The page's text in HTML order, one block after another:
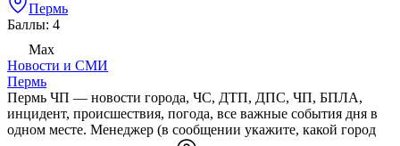
Пермь
Баллы: 4
Max
Новости и СМИ
Пермь
Пермь ЧП — новости города, ЧС, ДТП, ДПС, ЧП, БПЛА,
инцидент, происшествия, погода, все важные события дня в
одном месте. Менеджер (в сообщении укажите, какой город